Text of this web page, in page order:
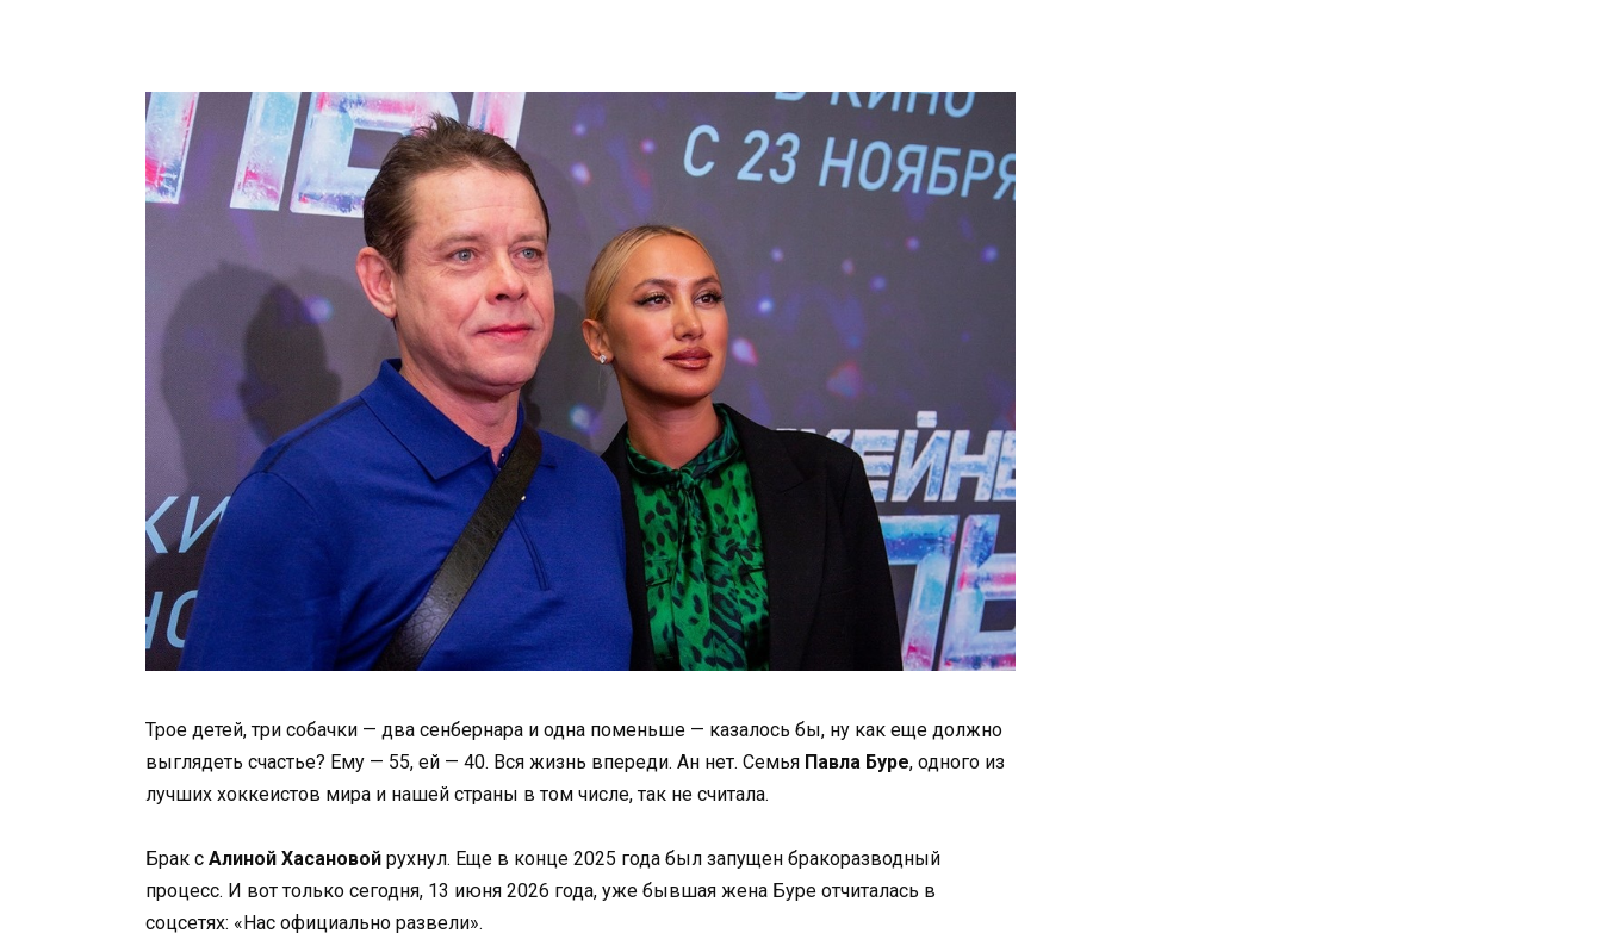
Трое детей, три собачки — два сенбернара и одна поменьше — казалось бы, ну как еще должно
выглядеть счастье? Ему — 55, ей — 40. Вся жизнь впереди. Ан нет. Семья Павла Буре, одного из
лучших хоккеистов мира и нашей страны в том числе, так не считала.
Брак с Алиной Хасановой рухнул. Еще в конце 2025 года был запущен бракоразводный
процесс. И вот только сегодня, 13 июня 2026 года, уже бывшая жена Буре отчиталась в
соцсетях: «Нас официально развели».